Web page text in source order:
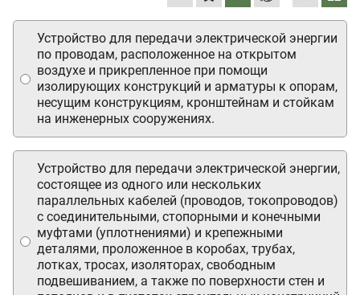
Устройство для передачи электрической энергии
по проводам, расположенное на открытом
воздухе и прикрепленное при помощи
изолирующих конструкций и арматуры к опорам,
несущим конструкциям, кронштейнам и стойкам
на инженерных сооружениях.
Устройство для передачи электрической энергии,
состоящее из одного или нескольких
параллельных кабелей (проводов, токопроводов)
с соединительными, стопорными и конечными
муфтами (уплотнениями) и крепежными
деталями, проложенное в коробах, трубах,
лотках, тросах, изоляторах, свободным
подвешиванием, а также по поверхности стен и